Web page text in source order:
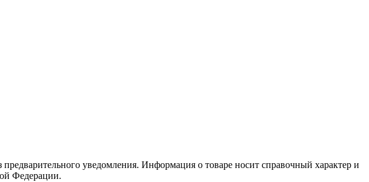
уведомления. Информация о товаре носит справочный характер и
Федерации.